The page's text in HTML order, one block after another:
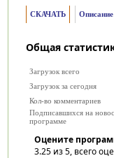
СКАЧАТЬ Описание
Общая
Загрузок всего
Загрузок за сегодня
Кол-во комментариев
Подписавшихся на
программе
Оцените
3.25из 5, всего